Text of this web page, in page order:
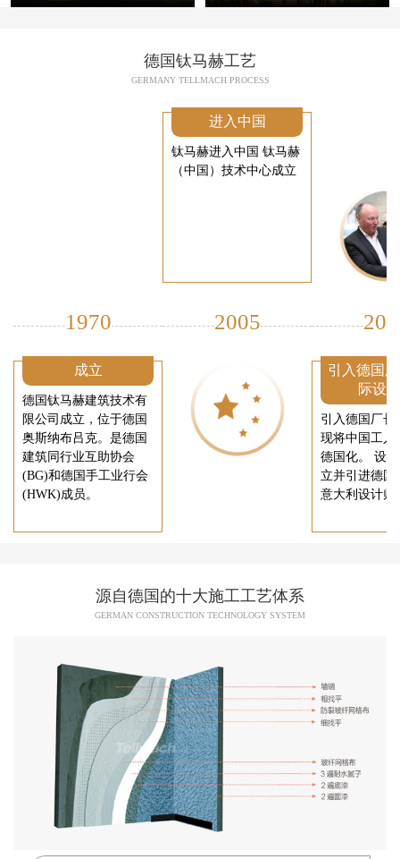
德国钛马赫工艺
GERMANY TELLMACH PROCESS
成立
德国钛马赫建筑技术有
限公司成立，位于德国
奥斯纳布吕克。是德国
建筑同行业互助协会
(BG)和德国手工业行会
(HWK)成员。
1970
进入中国
钛马赫进入中国 钛马赫
（中国）技术中心成立
2005
引入德国
际设
引入德国厂长
现将中国工人
德国化。 设
立并引进德国
意大利设计师
源自德国的十大施工工艺体系
GERMAN CONSTRUCTION TECHNOLOGY SYSTEM